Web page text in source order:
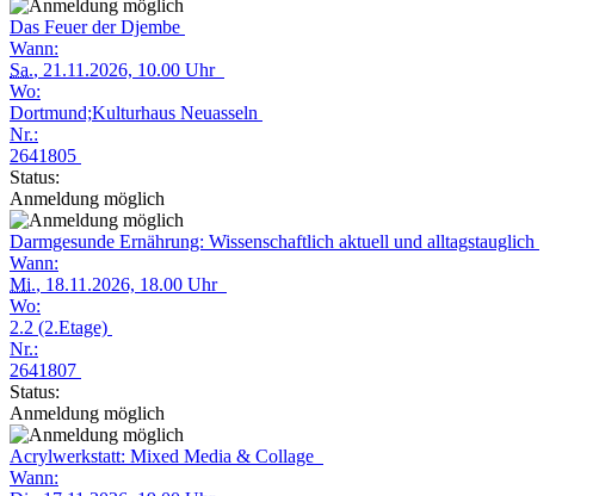
Das Feuer der Djembe
Wann:
Sa., 21.11.2026, 10.00 Uhr
Wo:
Dortmund;Kulturhaus Neuasseln
Nr.:
2641805
Status:
Anmeldung möglich
Darmgesunde Ernährung: Wissenschaftlich aktuell und alltagstauglich
Wann:
Mi., 18.11.2026, 18.00 Uhr
Wo:
2.2 (2.Etage)
Nr.:
2641807
Status:
Anmeldung möglich
Acrylwerkstatt: Mixed Media & Collage
Wann: